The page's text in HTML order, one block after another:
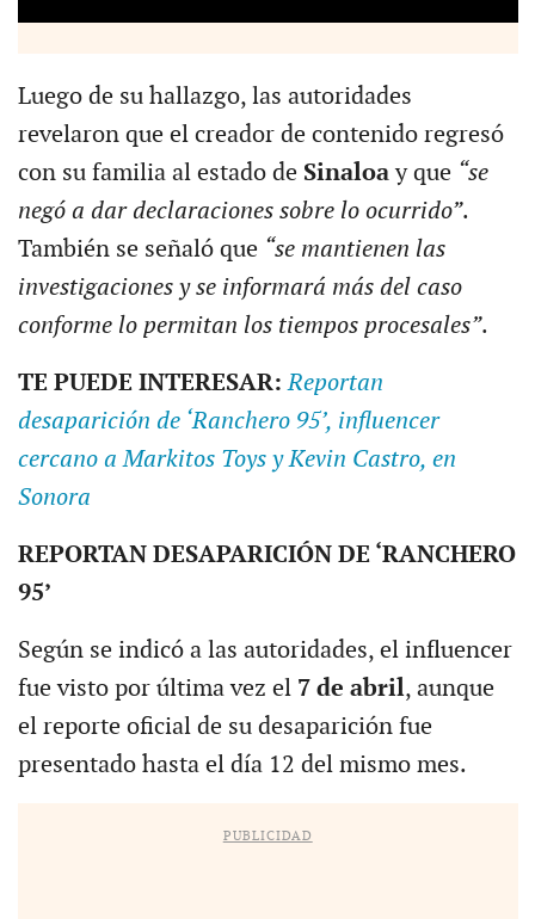
Luego de su hallazgo, las autoridades
revelaron que el creador de contenido regresó
con su familia al estado de Sinaloay que “se
negó a dar declaraciones sobre lo ocurrido”.
También se señaló que “se mantienen las
investigaciones y se informará más del caso
conforme lo permitan los tiempos procesales”.
TE PUEDE INTERESAR:Reportan
desaparición de ‘Ranchero 95’, influencer
cercano a Markitos Toys y Kevin Castro, en
Sonora
REPORTAN DESAPARICIÓN DE ‘RANCHERO
95’
Según se indicó a las autoridades, el influencer
fue visto por última vez el 7 de abril, aunque
el reporte oficial de su desaparición fue
presentado hasta el día 12 del mismo mes.
PUBLICIDAD